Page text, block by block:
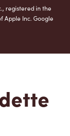
registered in the
Apple Inc. Google